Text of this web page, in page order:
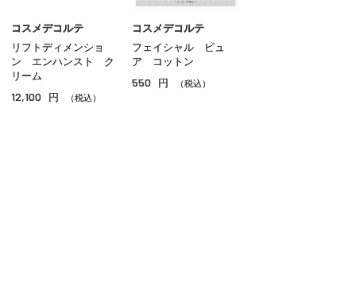
コスメデコルテ
リフトディメンショ
ン エンハンスト ク
リーム
12,100 円 （税込）
コスメデコルテ
フェイシャル ピュ
ア コットン
550 円 （税込）